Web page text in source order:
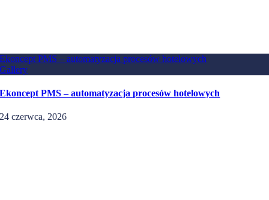
Ekoncept PMS – automatyzacja procesów hotelowych
Gallery
Ekoncept PMS – automatyzacja procesów hotelowych
24 czerwca, 2026